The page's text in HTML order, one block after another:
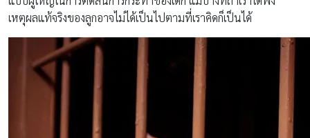
เหตุผลแท้จริงของลูกอาจไม่ได้เป็นไปตามที่เราคิดก็เป็นได้